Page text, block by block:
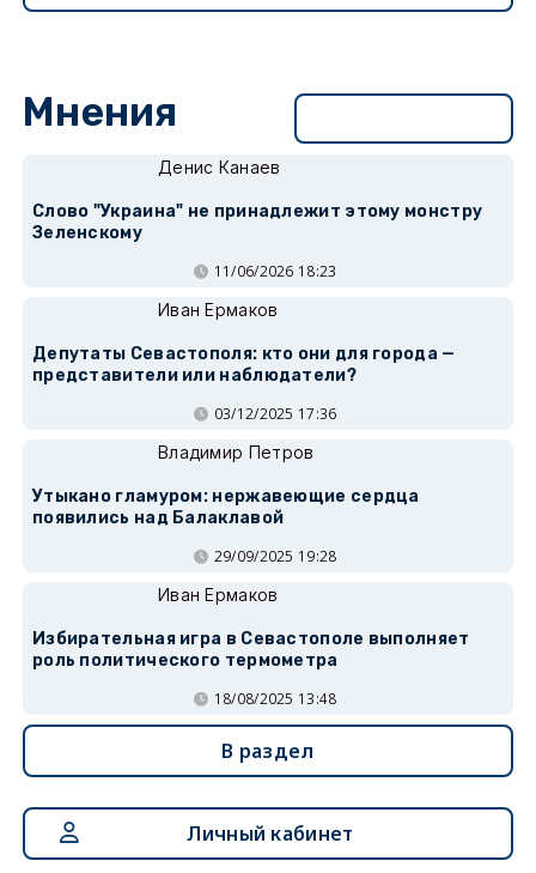
Мнения
Денис Канаев
Слово "Украина" не принадлежит этому монстру
Зеленскому
11/06/2026 18:23
Иван Ермаков
Депутаты Севастополя: кто они для города —
представители или наблюдатели?
03/12/2025 17:36
Владимир Петров
Утыкано гламуром: нержавеющие сердца
появились над Балаклавой
29/09/2025 19:28
Иван Ермаков
Избирательная игра в Севастополе выполняет
роль политического термометра
18/08/2025 13:48
В раздел
Личный кабинет